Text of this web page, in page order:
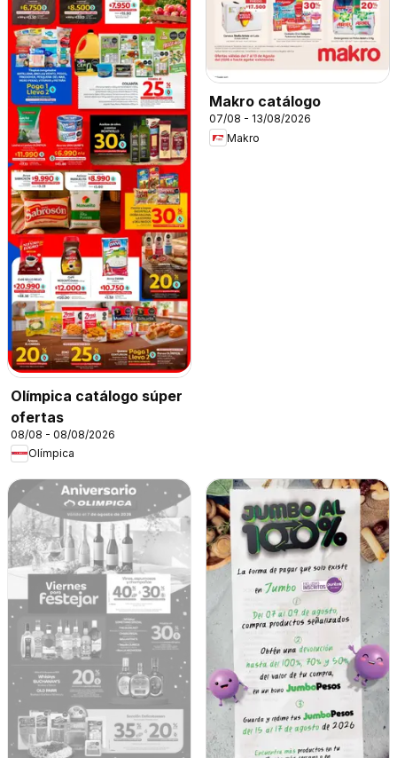
Olímpica catálogo súper
ofertas
08/08 - 08/08/2026
Olímpica
Makro catálogo
07/08 - 13/08/2026
Makro